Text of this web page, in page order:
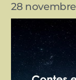
28